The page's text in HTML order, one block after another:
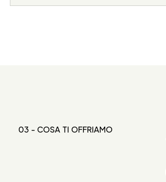
03 - COSA TI OFFRIAMO